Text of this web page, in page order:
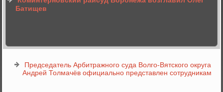
Батищев
Председатель Арбитражного суда Волго-Вятского округа
Андрей Толмачёв официально представлен сотрудникам